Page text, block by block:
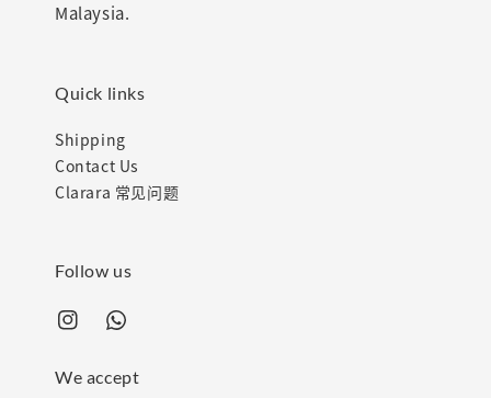
Malaysia.
Quick links
Shipping
Contact Us
Clarara 常见问题
Follow us
We accept